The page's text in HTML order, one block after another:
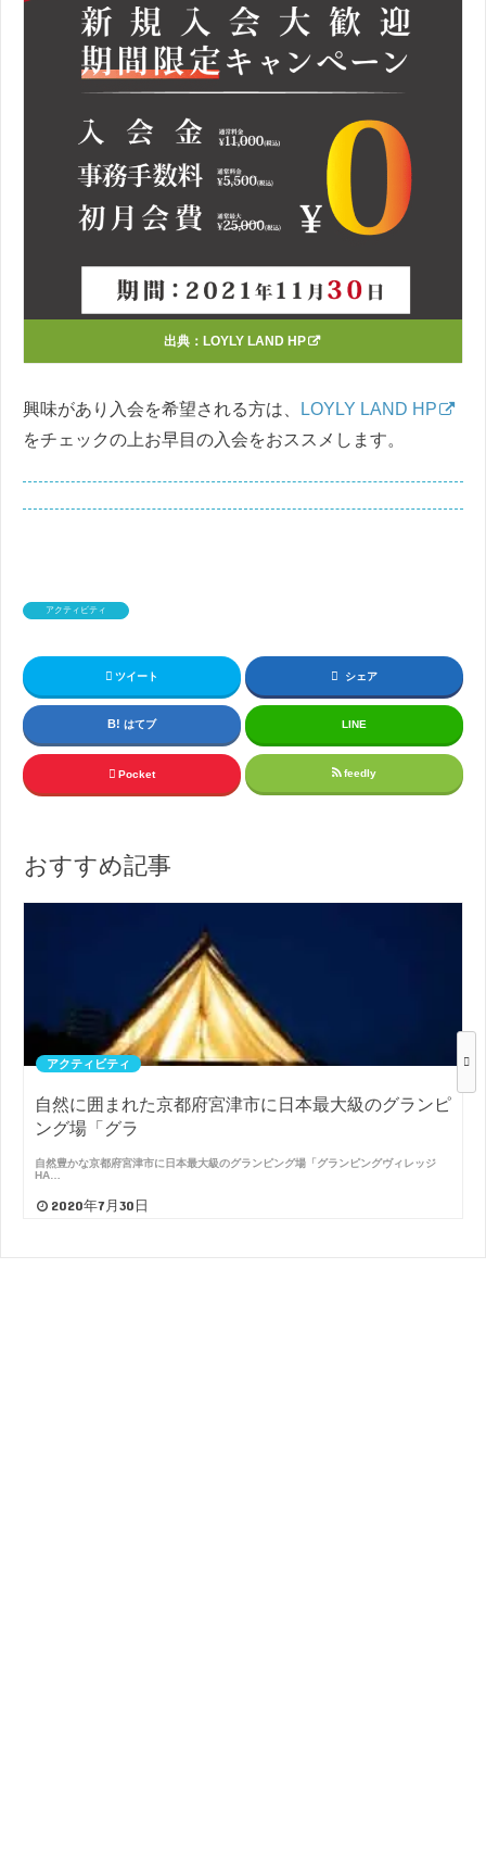
出典： LOYLY LAND HP
興味があり入会を希望される方は、
LOYLY LAND HP
をチェックの上お早目の入会をおススメします。
アクティビティ
ツイート シェア
はてブ LINE
Pocket feedly
おすすめ記事
アクティビティ
自然に囲まれた京都府宮津市に日本最大級のグランピ
ング場「グラ
自然豊かな京都府宮津市に日本最大級のグランピング場「グランピングヴィレッジ
HA…
2020年7月30日